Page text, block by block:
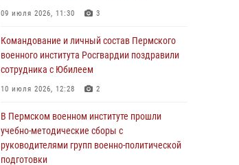
военного института Росгвардии поздравили
10 июля 2026, 12:28 2
выпуск слушателей курсов повышения
09 июля 2026, 11:30 3
09 июля 2026, 11:30 3
Командование и личный состав Пермского
военного института Росгвардии поздравили
сотрудника с Юбилеем
10 июля 2026, 12:28 2
В Пермском военном институте прошли
учебно-методические сборы с
руководителями групп военно-политической
подготовки